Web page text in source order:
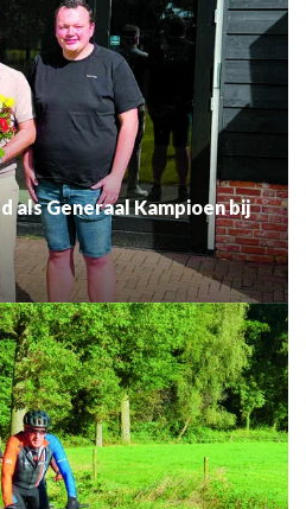
als Generaal Kampioen bij